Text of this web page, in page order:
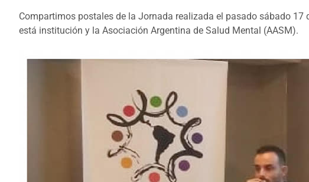
Compartimos postales de la Jornada realizada el pasado sábado
está institución y la Asociación Argentina de Salud Mental (AASM).